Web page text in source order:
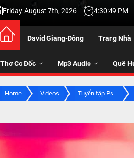
ÂM
-
Friday, August 7th, 2026
4:30:50 PM
David Giang-Đông Trang Nhà
Thơ Cơ Đốc Mp3 Audio Quê
Home Videos Tuyển tập Ps...